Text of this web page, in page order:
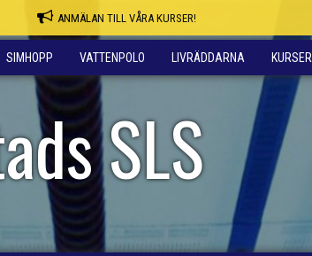
ANMÄLAN TILL VÅRA KURSER!
SIMHOPP VATTENPOLO LIVRÄDDARNA KURSER
SLS